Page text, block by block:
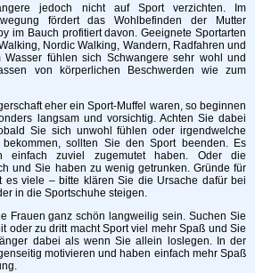
jedoch nicht auf Sport verzichten. Im
fördert das Wohlbefinden der Mutter
im Bauch profitiert davon. Geeignete Sportarten
Nordic Walking, Wandern, Radfahren und
Wasser fühlen sich Schwangere sehr wohl und
von körperlichen Beschwerden wie zum
eher ein Sport-Muffel waren, so beginnen
langsam und vorsichtig. Achten Sie dabei
Sie sich unwohl fühlen oder irgendwelche
bekommen, sollten Sie den Sport beenden. Es
zuviel zugemutet haben. Oder die
und Sie haben zu wenig getrunken. Gründe für
es viele – bitte klären Sie die Ursache dafür bei
in die Sportschuhe steigen.
Frauen ganz schön langweilig sein. Suchen Sie
oder zu dritt macht Sport viel mehr Spaß und Sie
dabei als wenn Sie allein loslegen. In der
motivieren und haben einfach mehr Spaß